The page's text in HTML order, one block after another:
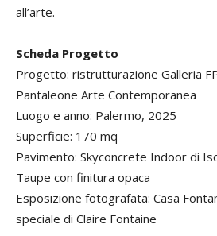
all’arte.
Scheda Progetto
Progetto: ristrutturazione Galleria
Pantaleone Arte Contemporanea
Luogo e anno: Palermo, 2025
Superficie: 170 mq
Pavimento: Skyconcrete Indoor di
Taupe con finitura opaca
Esposizione fotografata: Casa
speciale di Claire Fontaine